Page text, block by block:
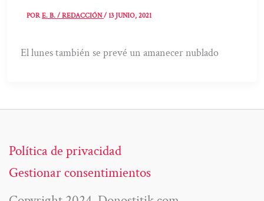
PORE. B. / REDACCIÓN/13 JUNIO, 2021
El lunes también se prevé un amanecer nublado
Política de privacidad
Gestionar consentimientos